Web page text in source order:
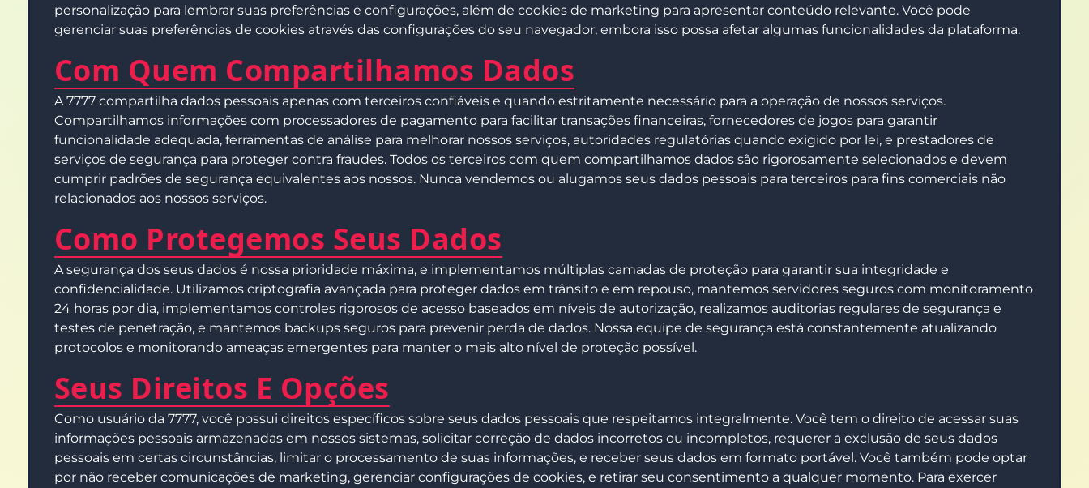
personalização para lembrar suas preferências e configurações, além de cookies de marketing para apresentar conteúdo relevante. Você pode
gerenciar suas preferências de cookies através das configurações do seu navegador, embora isso possa afetar algumas funcionalidades da plataforma.
Com Quem Compartilhamos Dados
A 7777 compartilha dados pessoais apenas com terceiros confiáveis e quando estritamente necessário para a operação de nossos serviços.
Compartilhamos informações com processadores de pagamento para facilitar transações financeiras, fornecedores de jogos para garantir
funcionalidade adequada, ferramentas de análise para melhorar nossos serviços, autoridades regulatórias quando exigido por lei, e prestadores de
serviços de segurança para proteger contra fraudes. Todos os terceiros com quem compartilhamos dados são rigorosamente selecionados e devem
cumprir padrões de segurança equivalentes aos nossos. Nunca vendemos ou alugamos seus dados pessoais para terceiros para fins comerciais não
relacionados aos nossos serviços.
Como Protegemos Seus Dados
A segurança dos seus dados é nossa prioridade máxima, e implementamos múltiplas camadas de proteção para garantir sua integridade e
confidencialidade. Utilizamos criptografia avançada para proteger dados em trânsito e em repouso, mantemos servidores seguros com monitoramento
24 horas por dia, implementamos controles rigorosos de acesso baseados em níveis de autorização, realizamos auditorias regulares de segurança e
testes de penetração, e mantemos backups seguros para prevenir perda de dados. Nossa equipe de segurança está constantemente atualizando
protocolos e monitorando ameaças emergentes para manter o mais alto nível de proteção possível.
Seus Direitos E Opções
Como usuário da 7777, você possui direitos específicos sobre seus dados pessoais que respeitamos integralmente. Você tem o direito de acessar suas
informações pessoais armazenadas em nossos sistemas, solicitar correção de dados incorretos ou incompletos, requerer a exclusão de seus dados
pessoais em certas circunstâncias, limitar o processamento de suas informações, e receber seus dados em formato portável. Você também pode optar
por não receber comunicações de marketing, gerenciar configurações de cookies, e retirar seu consentimento a qualquer momento. Para exercer